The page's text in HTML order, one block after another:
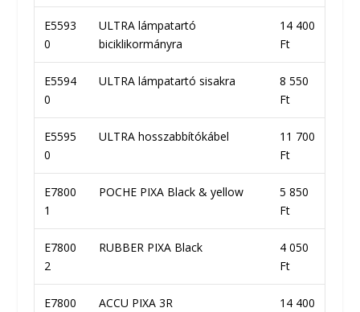
E5593
0
ULTRA lámpatartó
biciklikormányra
14 400
Ft
E5594
0
ULTRA lámpatartó sisakra
8 550
Ft
E5595
0
ULTRA hosszabbítókábel
11 700
Ft
E7800
1
POCHE PIXA Black & yellow
5 850
Ft
E7800
2
RUBBER PIXA Black
4 050
Ft
E7800
ACCU PIXA 3R
14 400